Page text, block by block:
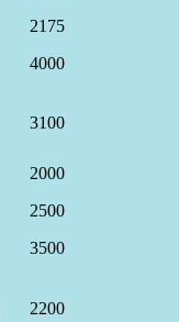
2175
4000
3100
2000
2500
3500
2200